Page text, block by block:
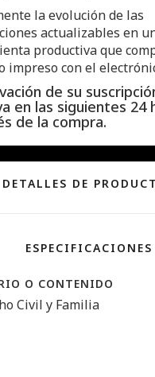
la evolución de las
actualizables en
productiva que
impreso con el
de su
en las siguientes 24
de la compra.
DETALLES DE
ESPECIFICACIONES
O CONTENIDO
Civil y Familia